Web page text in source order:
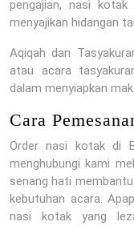
pengajian, nasi
menyajikan hidangan
Aqiqah dan
atau acara
dalam menyiapkan
Cara
Order nasi kotak di
menghubungi kami
senang hati
kebutuhan acara.
nasi kotak yang